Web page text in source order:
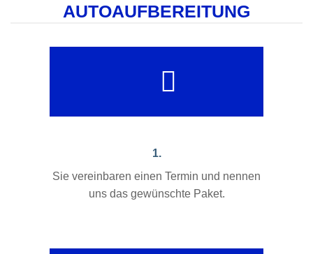
AUTOAUFBEREITUNG
1.
Sie vereinbaren einen Termin und nennen
uns das gewünschte Paket.